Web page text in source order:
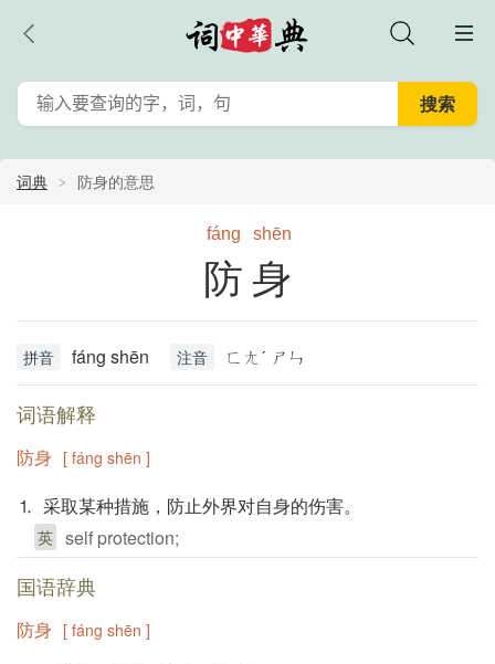
词典 防身的意思
fáng shēn
防身
拼音 fáng shēn 注音 ㄈㄤˊ ㄕㄣ
词语解释
防身 [ fáng shēn ]
⒈ 采取某种措施，防止外界对自身的伤害。
英 self protection;
国语辞典
防身 [ fáng shēn ]